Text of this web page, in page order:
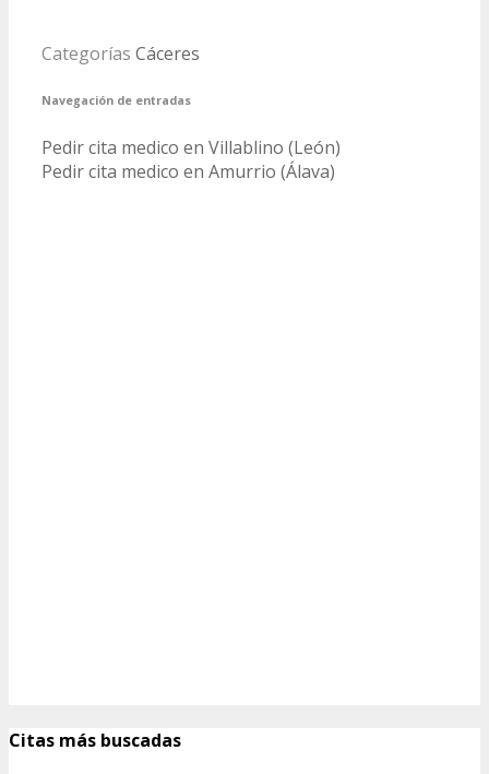
Categorías Cáceres
Navegación de entradas
Pedir cita medico en Villablino (León)
Pedir cita medico en Amurrio (Álava)
Citas más buscadas